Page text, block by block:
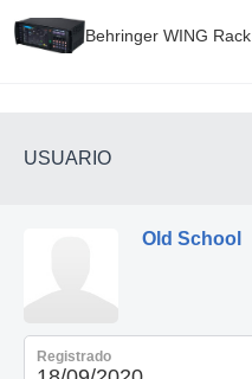
Behringer WING Rack
USUARIO
Old School
Registrado